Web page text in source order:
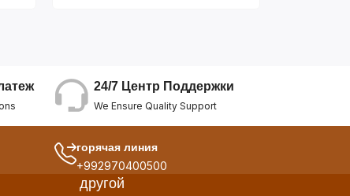
24/7 Центр Поддержки
We Ensure Quality Support
горячая линия
+992970400500
другой